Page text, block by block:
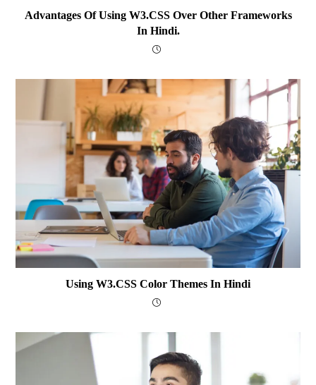
Advantages Of Using W3.CSS Over Other Frameworks
In Hindi.
Using W3.CSS Color Themes In Hindi